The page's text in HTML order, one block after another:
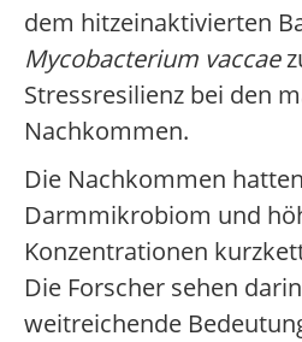
dem hitzeinaktivierten
Mycobacterium vaccae
Stressresilienz bei den
Nachkommen.
Die Nachkommen
Darmmikrobiom und
Konzentrationen
Die Forscher sehen
weitreichende